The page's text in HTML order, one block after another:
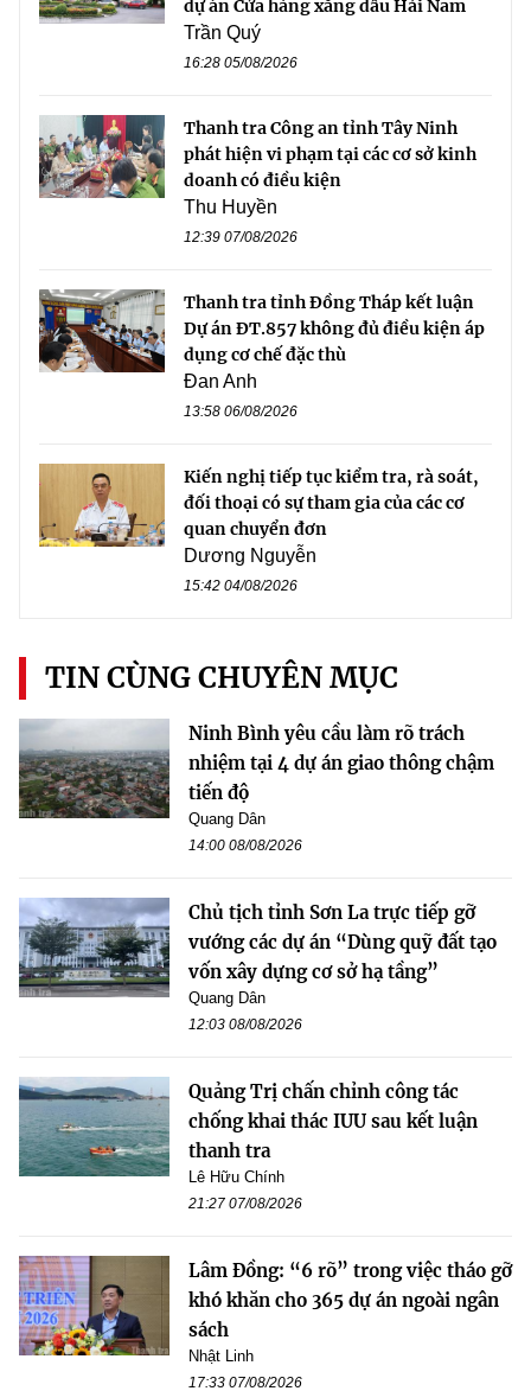
dự án Cửa hàng xăng dầu Hải Nam
Trần Quý
16:28 05/08/2026
Thanh tra Công an tỉnh Tây Ninh
phát hiện vi phạm tại các cơ sở kinh
doanh có điều kiện
Thu Huyền
12:39 07/08/2026
Thanh tra tỉnh Đồng Tháp kết luận
Dự án ĐT.857 không đủ điều kiện áp
dụng cơ chế đặc thù
Đan Anh
13:58 06/08/2026
Kiến nghị tiếp tục kiểm tra, rà soát,
đối thoại có sự tham gia của các cơ
quan chuyển đơn
Dương Nguyễn
15:42 04/08/2026
TIN CÙNG CHUYÊN MỤC
Ninh Bình yêu cầu làm rõ trách
nhiệm tại 4 dự án giao thông chậm
tiến độ
Quang Dân
14:00 08/08/2026
Chủ tịch tỉnh Sơn La trực tiếp gỡ
vướng các dự án “Dùng quỹ đất tạo
vốn xây dựng cơ sở hạ tầng”
Quang Dân
12:03 08/08/2026
Quảng Trị chấn chỉnh công tác
chống khai thác IUU sau kết luận
thanh tra
Lê Hữu Chính
21:27 07/08/2026
Lâm Đồng: “6 rõ” trong việc tháo gỡ
khó khăn cho 365 dự án ngoài ngân
sách
Nhật Linh
17:33 07/08/2026